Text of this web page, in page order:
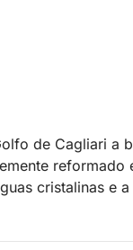
de Cagliari a
cristalinas e
de 8 horas